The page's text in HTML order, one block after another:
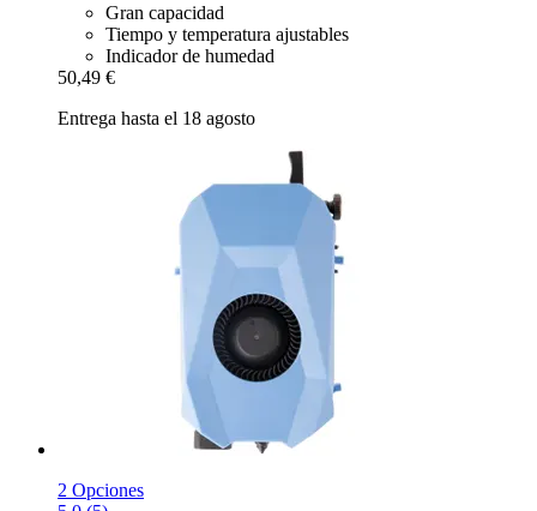
Gran capacidad
Tiempo y temperatura ajustables
Indicador de humedad
50,49 €
Entrega hasta el 18 agosto
2 Opciones